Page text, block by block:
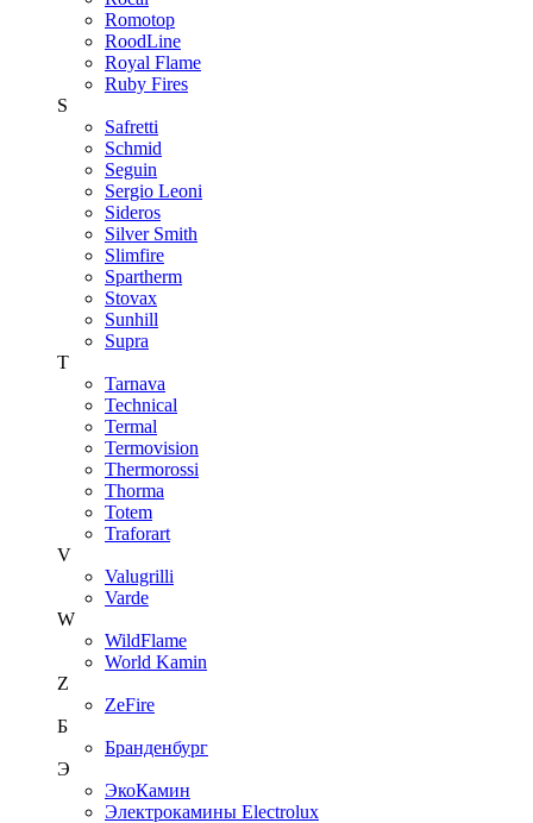
Romotop
RoodLine
Royal Flame
Ruby Fires
S
Safretti
Schmid
Seguin
Sergio Leoni
Sideros
Silver Smith
Slimfire
Spartherm
Stovax
Sunhill
Supra
T
Tarnava
Technical
Termal
Termovision
Thermorossi
Thorma
Totem
Traforart
V
Valugrilli
Varde
W
WildFlame
World Kamin
Z
ZeFire
Б
Бранденбург
Э
ЭкоКамин
Электрокамины Electrolux